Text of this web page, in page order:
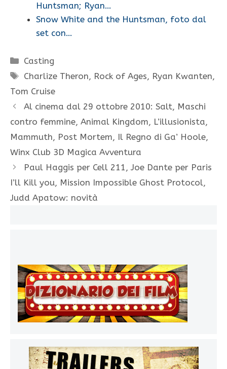
Huntsman; Ryan…
Snow White and the Huntsman, foto dal
set con…
Categorie
Casting
Tag
Charlize Theron, Rock of Ages, Ryan Kwanten,
Tom Cruise
Al cinema dal 29 ottobre 2010: Salt, Maschi
contro femmine, Animal Kingdom, L’illusionista,
Mammuth, Post Mortem, Il Regno di Ga’ Hoole,
Winx Club 3D Magica Avventura
Paul Haggis per Cell 211, Joe Dante per Paris
I’ll Kill you, Mission Impossible Ghost Protocol,
Judd Apatow: novità